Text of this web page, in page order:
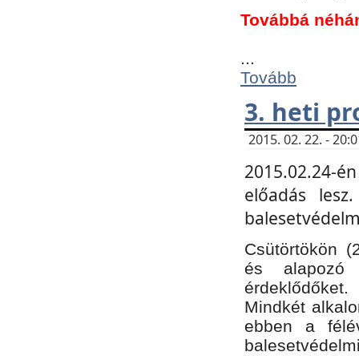
Továbbá
...
Tovább
3. heti
2015. 02. 22. -
2015.02.24-
előadás
Csütörtökön
és alapozó
érdeklődőket.
Mindkét
ebben a